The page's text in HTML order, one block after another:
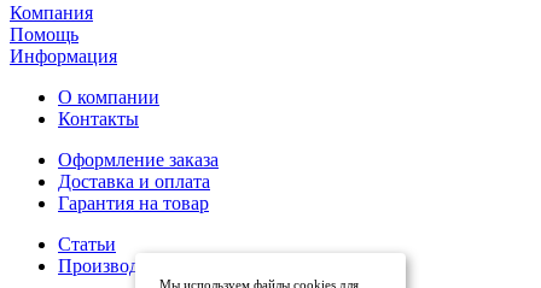
Компания
Помощь
Информация
О компании
Контакты
Оформление заказа
Доставка и оплата
Гарантия на товар
Статьи
Производители
Мы используем файлы cookies для